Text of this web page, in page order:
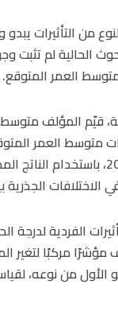
من التأثيرات
الحالية لم تثبت
العمر المتوقع.
قيّم المؤلف متوسط
للفترة من 1940-2020، باستخدام
الجذرية
الفردية لدرجة
مركبًا لتغير
الأول من نوعه،